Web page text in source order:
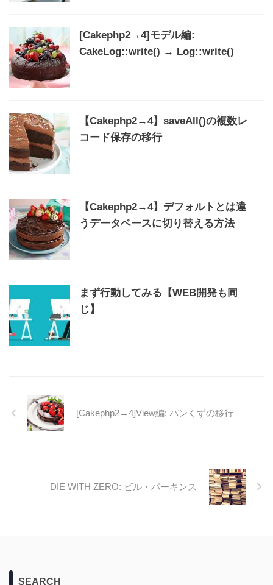
[Cakephp2→4]モデル編:
CakeLog::write() → Log::write()
【Cakephp2→4】saveAll()の複数レ
コード保存の移行
【Cakephp2→4】デフォルトとは違
うデータベースに切り替える方法
まず行動してみる【WEB開発も同
じ】
[Cakephp2→4]View編: パンくずの移行
DIE WITH ZERO: ビル・パーキンス
SEARCH